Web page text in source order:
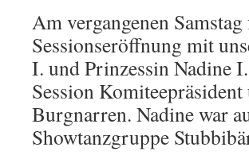
Am vergangenen
Sessionseröffnung mit
I. und Prinzessin Nadine
Session
Burgnarren. Nadine war
Showtanzgruppe